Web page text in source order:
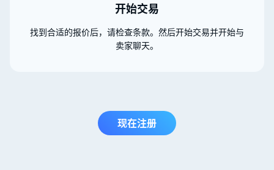
开始交易
找到合适的报价后，请检查条款。然后开始交易并开始与
卖家聊天。
现在注册